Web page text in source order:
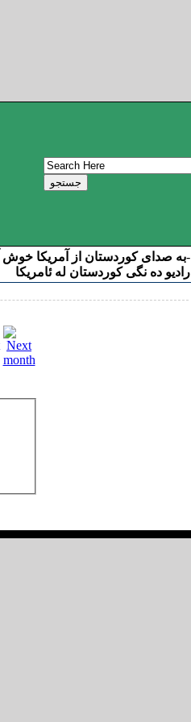
به صدای کوردستان از آمریکا خوش-
رادیو ده نگی کوردستان له ئامریکا